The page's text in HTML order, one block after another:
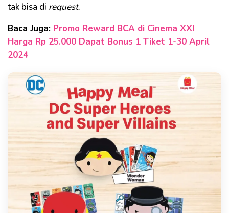
tak bisa di request.
Baca Juga: Promo Reward BCA di Cinema XXI
Harga Rp 25.000 Dapat Bonus 1 Tiket 1-30 April
2024